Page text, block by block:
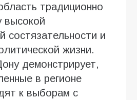
традиционно
высокой
состязательности и
жизни.
демонстрирует,
в регионе
к выборам с